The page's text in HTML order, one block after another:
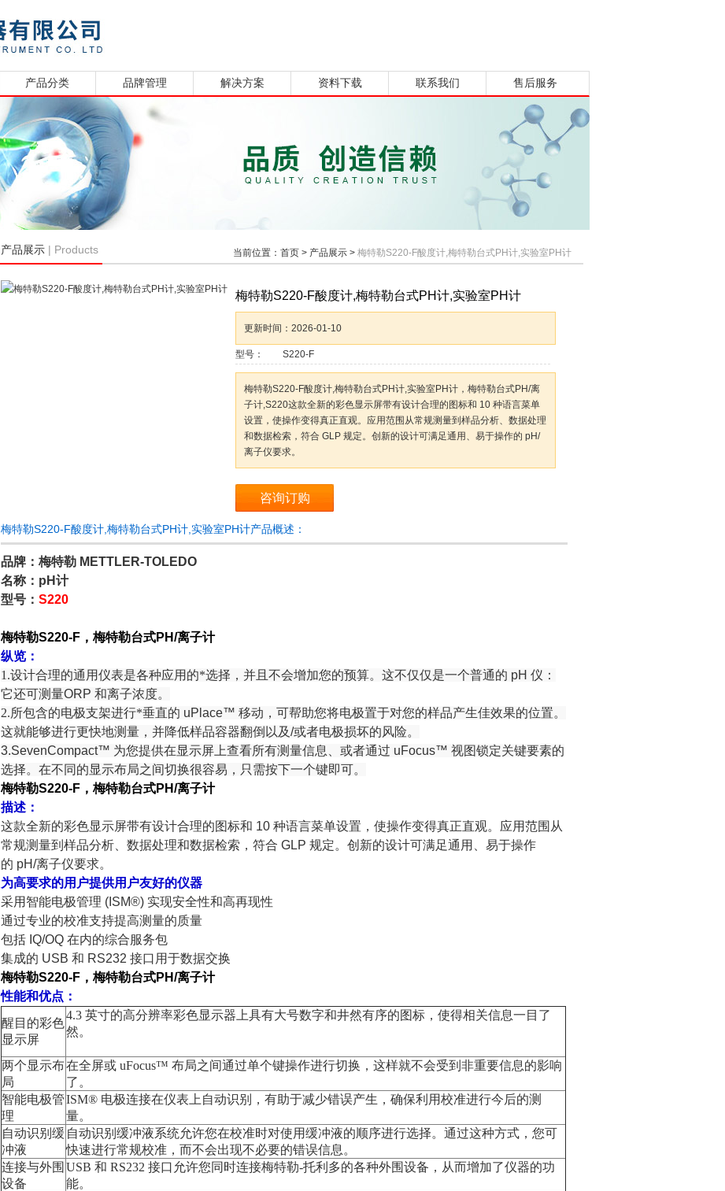
产品分类 品牌管理 解决方案 资料下载 联系我们 售后服务
产品展示 | Products 当前位置： 首页 > 产品展示 > 梅特勒S220-F酸度计,梅特勒台式PH计,实验室PH计
梅特勒S220-F酸度计,梅特勒台式PH计,实验室PH计
更新时间： 2026-01-10
型号： S220-F
梅特勒S220-F酸度计,梅特勒台式PH计,实验室PH计，梅特勒台式PH/离
子计,S220这款全新的彩色显示屏带有设计合理的图标和 10 种语言菜单
设置，使操作变得真正直观。应用范围从常规测量到样品分析、数据处理
和数据检索，符合 GLP 规定。创新的设计可满足通用、易于操作的 pH/
离子仪要求。
咨询订购
梅特勒S220-F酸度计,梅特勒台式PH计,实验室PH计产品概述：
品牌：梅特勒 METTLER-TOLEDO
名称：pH计
型号： S220
梅特勒S220-F，梅特勒台式PH/离子计
纵览：
1.设计合理的通用仪表是各种应用的*选择，并且不会增加您的预算。这不仅仅是一个普通的 pH 仪：
它还可测量ORP 和离子浓度。
2.所包含的电极支架进行*垂直的 uPlace™ 移动，可帮助您将电极置于对您的样品产生佳效果的位置。
这就能够进行更快地测量，并降低样品容器翻倒以及/或者电极损坏的风险。
3.SevenCompact™ 为您提供在显示屏上查看所有测量信息、或者通过 uFocus™ 视图锁定关键要素的
选择。在不同的显示布局之间切换很容易，只需按下一个键即可。
梅特勒S220-F，梅特勒台式PH/离子计
描述：
这款全新的彩色显示屏带有设计合理的图标和 10 种语言菜单设置，使操作变得真正直观。应用范围从
常规测量到样品分析、数据处理和数据检索，符合 GLP 规定。创新的设计可满足通用、易于操作
的 pH/离子仪要求。
为高要求的用户提供用户友好的仪器
采用智能电极管理 (ISM®) 实现安全性和高再现性
通过专业的校准支持提高测量的质量
包括 IQ/OQ 在内的综合服务包
集成的 USB 和 RS232 接口用于数据交换
梅特勒S220-F，梅特勒台式PH/离子计
性能和优点：
醒目的彩色
显示屏
4.3 英寸的高分辨率彩色显示器上具有大号数字和井然有序的图标，使得相关信息一目了
然。
两个显示布
局
在全屏或 uFocus™ 布局之间通过单个键操作进行切换，这样就不会受到非重要信息的影响
了。
智能电极管
理
ISM® 电极连接在仪表上自动识别，有助于减少错误产生，确保利用校准进行今后的测
量。
自动识别缓
冲液
自动识别缓冲液系统允许您在校准时对使用缓冲液的顺序进行选择。通过这种方式，您可
快速进行常规校准，而不会出现不必要的错误信息。
连接与外围
设备
USB 和 RS232 接口允许您同时连接梅特勒-托利多的各种外围设备，从而增加了仪器的功
能。